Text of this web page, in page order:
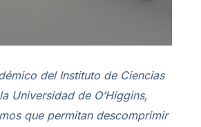
del Instituto de Ciencias
Universidad de O’Higgins,
que permitan descomprimir